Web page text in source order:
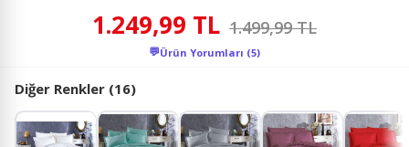
1.249,99 TL 1.499,99 TL
💬Ürün Yorumları (5)
Diğer Renkler (16)